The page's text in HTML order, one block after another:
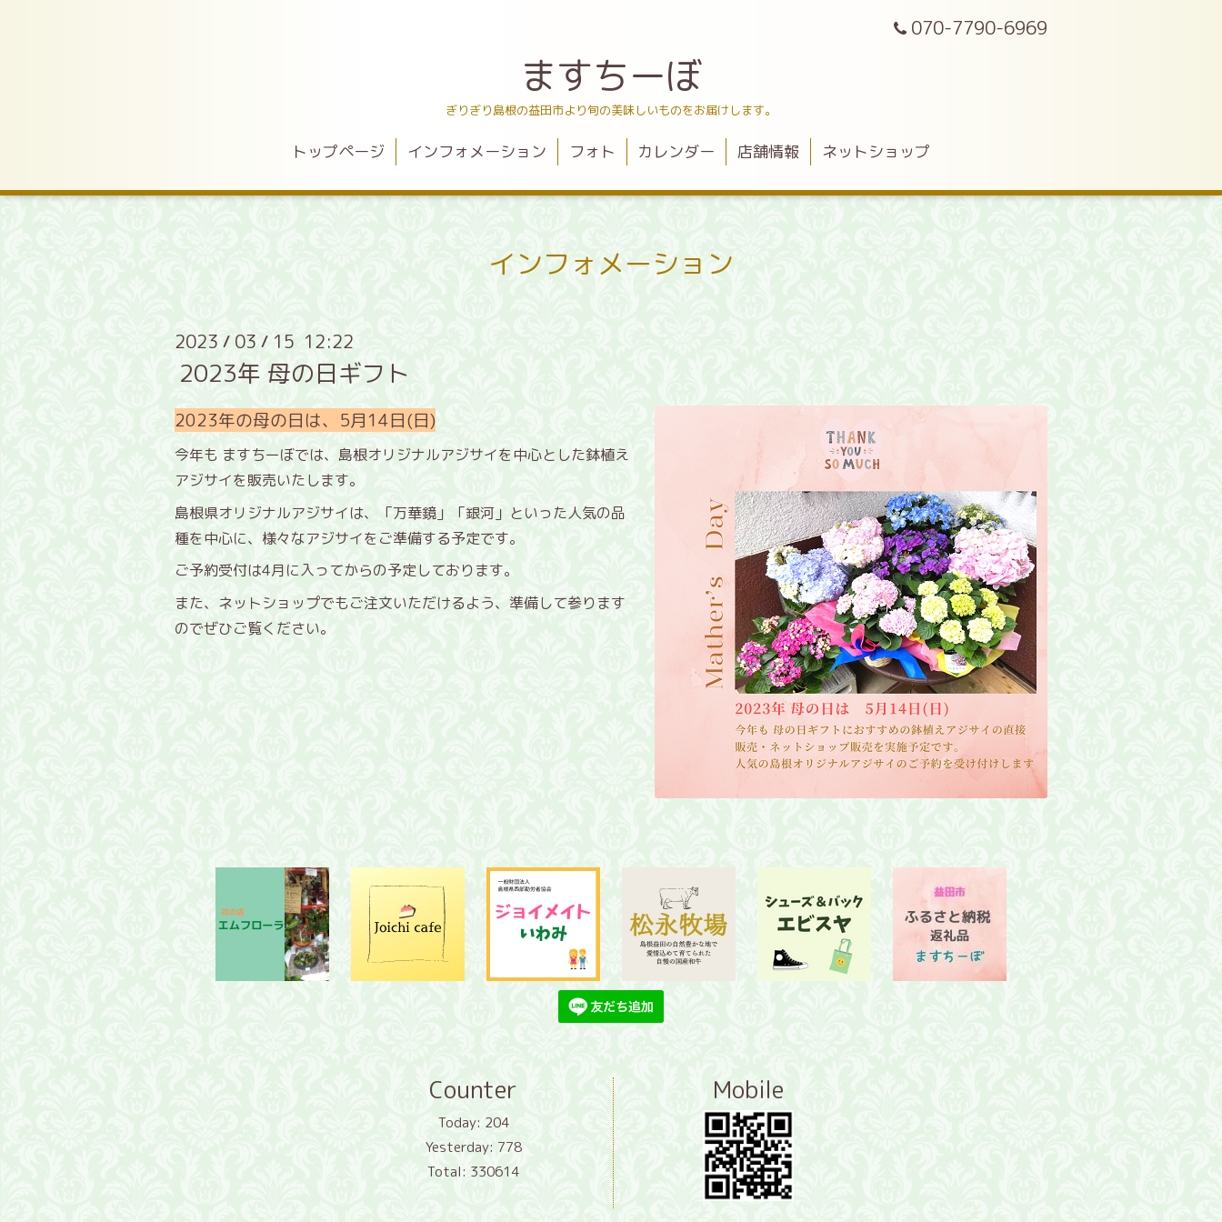
070-7790-6969
ますちーぼ
ぎりぎり島根の益田市より旬の美味しいものをお届けします。
トップページ インフォメーション フォト カレンダー 店舗情報 ネットショップ
インフォメーション
2023 / 03 / 15 12:22
2023年 母の日ギフト
2023年の母の日は、5月14日(日)
今年も ますちーぼでは、島根オリジナルアジサイを中心とした鉢植え
アジサイを販売いたします。
島根県オリジナルアジサイは、「万華鏡」「銀河」といった人気の品
種を中心に、様々なアジサイをご準備する予定です。
ご予約受付は4月に入ってからの予定しております。
また、ネットショップでもご注文いただけるよう、準備して参ります
のでぜひご覧ください。
Counter
Today: 204
Yesterday: 778
Total: 330614
Mobile